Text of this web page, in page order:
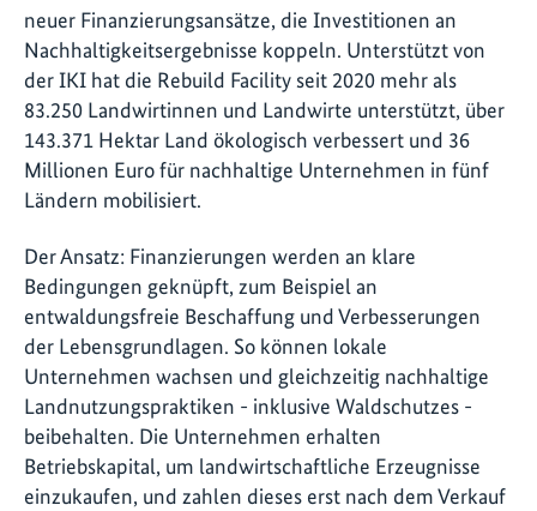
neuer Finanzierungsansätze, die Investitionen an
Nachhaltigkeitsergebnisse koppeln. Unterstützt von
der IKI hat die Rebuild Facility seit 2020 mehr als
83.250 Landwirtinnen und Landwirte unterstützt, über
143.371 Hektar Land ökologisch verbessert und 36
Millionen Euro für nachhaltige Unternehmen in fünf
Ländern mobilisiert.
Der Ansatz: Finanzierungen werden an klare
Bedingungen geknüpft, zum Beispiel an
entwaldungsfreie Beschaffung und Verbesserungen
der Lebensgrundlagen. So können lokale
Unternehmen wachsen und gleichzeitig nachhaltige
Landnutzungspraktiken - inklusive Waldschutzes -
beibehalten. Die Unternehmen erhalten
Betriebskapital, um landwirtschaftliche Erzeugnisse
einzukaufen, und zahlen dieses erst nach dem Verkauf